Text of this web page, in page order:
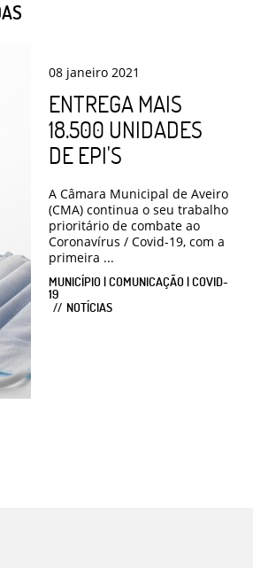
08 janeiro 2021
ENTREGA MAIS
18.500 UNIDADES
DE EPI'S
A Câmara Municipal de Aveiro
(CMA) continua o seu trabalho
prioritário de combate ao
Coronavírus / Covid-19, com a
primeira ...
MUNICÍPIO | COMUNICAÇÃO | COVID-
19
NOTÍCIAS